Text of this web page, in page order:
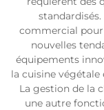
commercial
nouvelles
équipements
la cuisine végétale
La gestion de la
une autre